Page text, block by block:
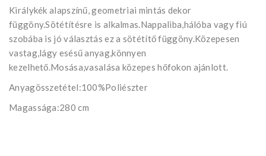
Királykék alapszínű, geometriai mintás dekor
függöny.Sötétítésre is alkalmas.Nappaliba,hálóba vagy fiú
szobába is jó választás ez a sötétítő függöny.Közepesen
vastag,lágy esésű anyag,könnyen
kezelhető.Mosása,vasalása közepes hőfokon ajánlott.
Anyagösszetétel:100%Poliészter
Magassága:280 cm